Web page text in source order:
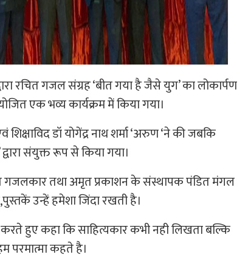
रचित गजल संग्रह ‘बीत गया है जैसे युग’ का लोकार्पण
एक भव्य कार्यक्रम में किया गया।
शिक्षाविद डॉ योगेंद्र नाथ शर्मा ‘अरुण ‘ने की जबकि
संयुक्त रूप से किया गया।
गजलकार तथा अमृत प्रकाशन के संस्थापक पंडित मंगल
उन्हें हमेशा जिंदा रखती है।
हुए कहा कि साहित्यकार कभी नही लिखता बल्कि
परमात्मा कहते है।